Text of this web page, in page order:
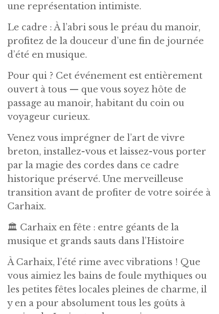
une représentation intimiste.
Le cadre : À l’abri sous le préau du manoir,
profitez de la douceur d’une fin de journée
d’été en musique.
Pour qui ? Cet événement est entièrement
ouvert à tous — que vous soyez hôte de
passage au manoir, habitant du coin ou
voyageur curieux.
Venez vous imprégner de l’art de vivre
breton, installez-vous et laissez-vous porter
par la magie des cordes dans ce cadre
historique préservé. Une merveilleuse
transition avant de profiter de votre soirée à
Carhaix.
🏛️ Carhaix en fête : entre géants de la
musique et grands sauts dans l’Histoire
À Carhaix, l’été rime avec vibrations ! Que
vous aimiez les bains de foule mythiques ou
les petites fêtes locales pleines de charme, il
y en a pour absolument tous les goûts à